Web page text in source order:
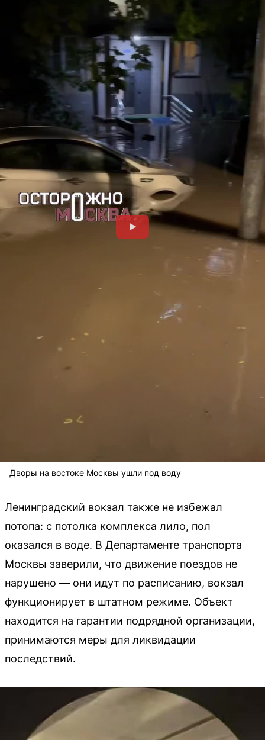
Дворы на востоке Москвы ушли под воду
Ленинградский вокзал также не избежал
потопа: с потолка комплекса лило, пол
оказался в воде. В Департаменте транспорта
Москвы заверили, что движение поездов не
нарушено — они идут по расписанию, вокзал
функционирует в штатном режиме. Объект
находится на гарантии подрядной организации,
принимаются меры для ликвидации
последствий.